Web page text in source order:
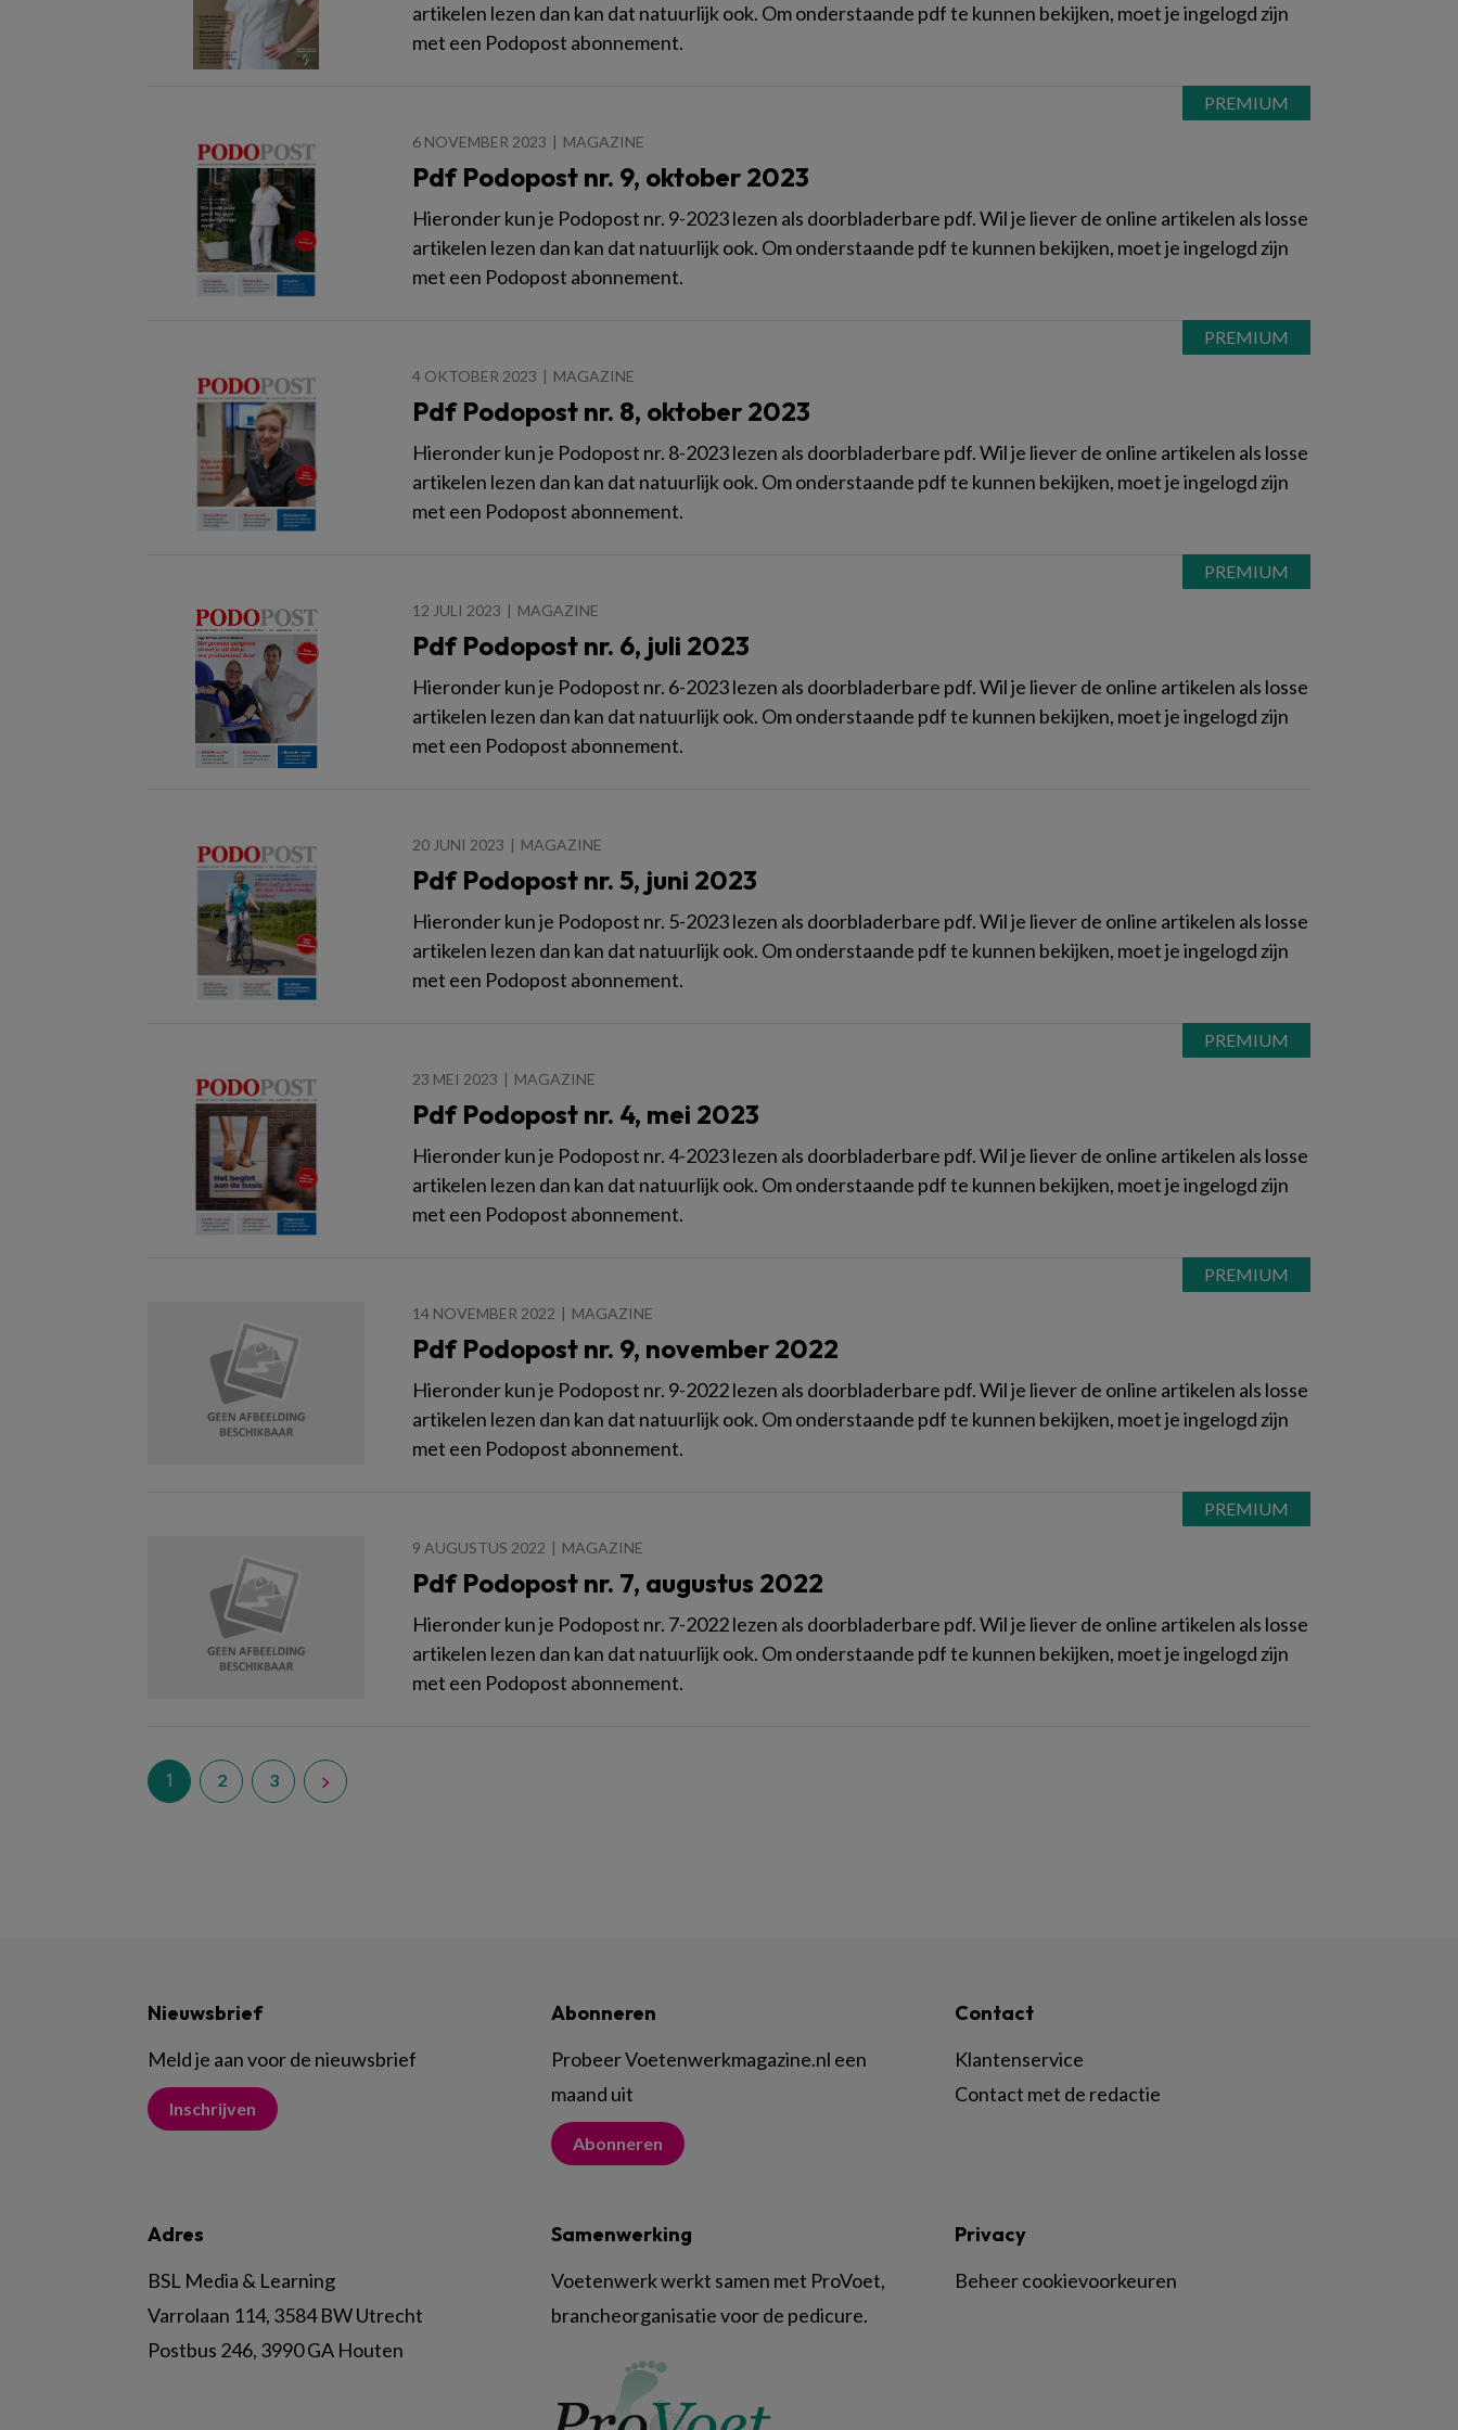
artikelen lezen dan kan dat natuurlijk ook. Om onderstaande pdf te kunnen bekijken, moet je ingelogd zijn
met een Podopost abonnement.
6 NOVEMBER 2023 MAGAZINE
Pdf Podopost nr. 9, oktober 2023
Hieronder kun je Podopost nr. 9-2023 lezen als doorbladerbare pdf. Wil je liever de online artikelen als losse
artikelen lezen dan kan dat natuurlijk ook. Om onderstaande pdf te kunnen bekijken, moet je ingelogd zijn
met een Podopost abonnement.
4 OKTOBER 2023 MAGAZINE
Pdf Podopost nr. 8, oktober 2023
Hieronder kun je Podopost nr. 8-2023 lezen als doorbladerbare pdf. Wil je liever de online artikelen als losse
artikelen lezen dan kan dat natuurlijk ook. Om onderstaande pdf te kunnen bekijken, moet je ingelogd zijn
met een Podopost abonnement.
12 JULI 2023 MAGAZINE
Pdf Podopost nr. 6, juli 2023
Hieronder kun je Podopost nr. 6-2023 lezen als doorbladerbare pdf. Wil je liever de online artikelen als losse
artikelen lezen dan kan dat natuurlijk ook. Om onderstaande pdf te kunnen bekijken, moet je ingelogd zijn
met een Podopost abonnement.
20 JUNI 2023 MAGAZINE
Pdf Podopost nr. 5, juni 2023
Hieronder kun je Podopost nr. 5-2023 lezen als doorbladerbare pdf. Wil je liever de online artikelen als losse
artikelen lezen dan kan dat natuurlijk ook. Om onderstaande pdf te kunnen bekijken, moet je ingelogd zijn
met een Podopost abonnement.
23 MEI 2023 MAGAZINE
Pdf Podopost nr. 4, mei 2023
Hieronder kun je Podopost nr. 4-2023 lezen als doorbladerbare pdf. Wil je liever de online artikelen als losse
artikelen lezen dan kan dat natuurlijk ook. Om onderstaande pdf te kunnen bekijken, moet je ingelogd zijn
met een Podopost abonnement.
14 NOVEMBER 2022 MAGAZINE
Pdf Podopost nr. 9, november 2022
Hieronder kun je Podopost nr. 9-2022 lezen als doorbladerbare pdf. Wil je liever de online artikelen als losse
artikelen lezen dan kan dat natuurlijk ook. Om onderstaande pdf te kunnen bekijken, moet je ingelogd zijn
met een Podopost abonnement.
9 AUGUSTUS 2022 MAGAZINE
Pdf Podopost nr. 7, augustus 2022
Hieronder kun je Podopost nr. 7-2022 lezen als doorbladerbare pdf. Wil je liever de online artikelen als losse
artikelen lezen dan kan dat natuurlijk ook. Om onderstaande pdf te kunnen bekijken, moet je ingelogd zijn
met een Podopost abonnement.
1 2 3
Nieuwsbrief
Meld je aan voor de nieuwsbrief
Inschrijven
Abonneren
Probeer Voetenwerkmagazine.nl een
maand uit
Abonneren
Contact
Klantenservice
Contact met de redactie
Adres
BSL Media & Learning
Varrolaan 114, 3584 BW Utrecht
Postbus 246, 3990 GA Houten
Samenwerking
Voetenwerk werkt samen met ProVoet,
brancheorganisatie voor de pedicure.
Privacy
Beheer cookievoorkeuren